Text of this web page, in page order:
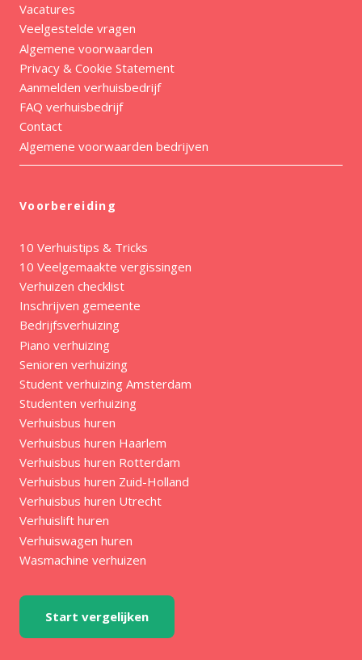
Vacatures
Veelgestelde vragen
Algemene voorwaarden
Privacy & Cookie Statement
Aanmelden verhuisbedrijf
FAQ verhuisbedrijf
Contact
Algemene voorwaarden bedrijven
Voorbereiding
10 Verhuistips & Tricks
10 Veelgemaakte vergissingen
Verhuizen checklist
Inschrijven gemeente
Bedrijfsverhuizing
Piano verhuizing
Senioren verhuizing
Student verhuizing Amsterdam
Studenten verhuizing
Verhuisbus huren
Verhuisbus huren Haarlem
Verhuisbus huren Rotterdam
Verhuisbus huren Zuid-Holland
Verhuisbus huren Utrecht
Verhuislift huren
Verhuiswagen huren
Wasmachine verhuizen
Start vergelijken